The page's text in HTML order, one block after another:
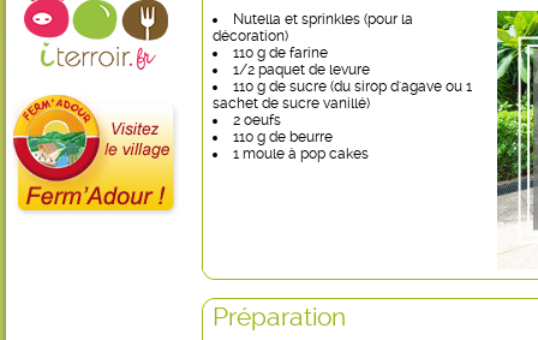
Nutella et sprinkles (pour la
décoration)
110 g de farine
1/2 paquet de levure
110 g de sucre (du sirop d'agave ou 1
sachet de sucre vanillé)
2 oeufs
110 g de beurre
1 moule à pop cakes
Préparation